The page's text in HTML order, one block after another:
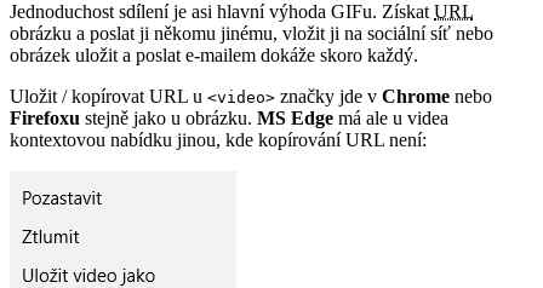
Jednoduchost sdílení je asi hlavní výhoda GIFu. Získat URL
obrázku a poslat ji někomu jinému, vložit ji na sociální síť nebo
obrázek uložit a poslat e-mailem dokáže skoro každý.
Uložit / kopírovat URL u <video> značky jde v Chrome nebo
Firefoxu stejně jako u obrázku. MS Edge má ale u videa
kontextovou nabídku jinou, kde kopírování URL není: